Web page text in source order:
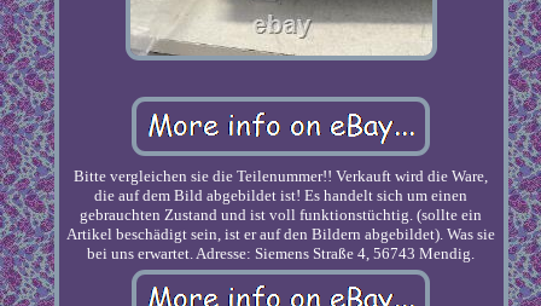
Bitte vergleichen sie die Teilenummer!! Verkauft wird die Ware,
die auf dem Bild abgebildet ist! Es handelt sich um einen
gebrauchten Zustand und ist voll funktionstüchtig. (sollte ein
Artikel beschädigt sein, ist er auf den Bildern abgebildet). Was sie
bei uns erwartet. Adresse: Siemens Straße 4, 56743 Mendig.